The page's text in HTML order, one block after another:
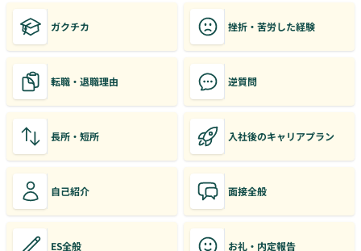
ガクチカ 挫折・苦労した経験
転職・退職理由 逆質問
長所・短所 入社後のキャリアプラン
自己紹介 面接全般
ES全般 お礼・内定報告